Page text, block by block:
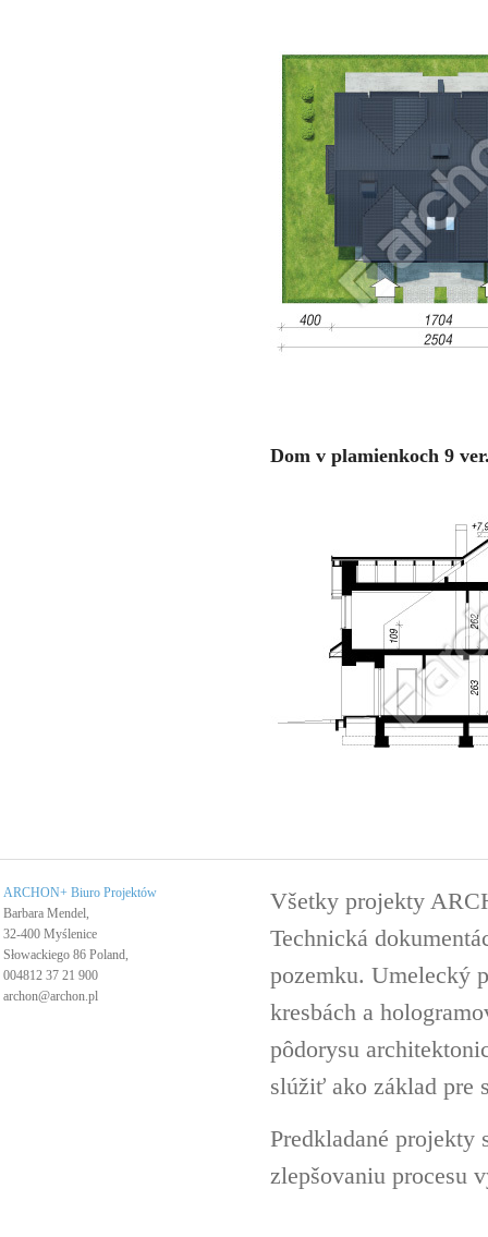
Dom v plamienkoch 9
ARCHON+ Biuro Projektów
Barbara Mendel,
32-400 Myślenice
Słowackiego 86 Poland,
004812 37 21 900
archon@archon.pl
Všetky projekty
Technická
pozemku. Umelecký
kresbách a
pôdorysu
slúžiť ako základ pre
Predkladané
zlepšovaniu procesu